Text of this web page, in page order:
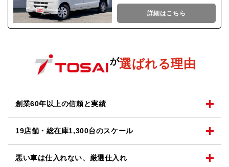
詳細はこちら
が選ばれる理由
創業60年以上の信頼と実績
19店舗・総在庫1,300台のスケール
悪い車は仕入れない、 厳選仕入れ